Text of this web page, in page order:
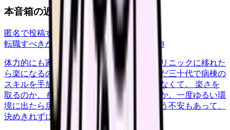
本音箱の近い投稿
匿名で投稿する
転職すべきか知りたい
career-growth 2026/6/28
体力的にも家庭の都合でも、日勤中心のクリニックに移れた
ら楽になるのは分かっています。ただ、まだ三十代で病棟の
スキルを手放すのが惜しい気持ちも、消えなくて。 楽さを
取るのか、もう少し急性期で力をつけるのか。一度ゆるい環
境に出たら戻れなくなるんじゃないかという不安もあって、
決めきれずにいます。考えの整…